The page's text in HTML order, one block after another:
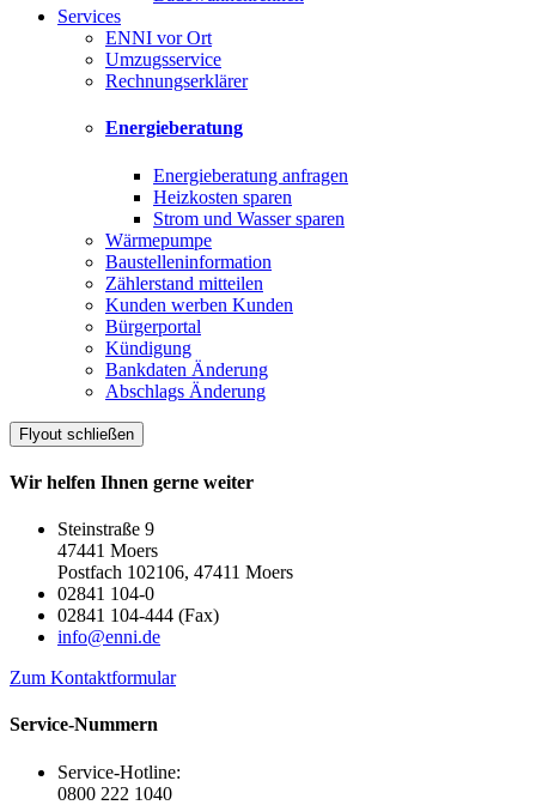
Services
ENNI vor Ort
Umzugsservice
Rechnungserklärer
Energieberatung
Energieberatung anfragen
Heizkosten sparen
Strom und Wasser sparen
Wärmepumpe
Baustelleninformation
Zählerstand mitteilen
Kunden werben Kunden
Bürgerportal
Kündigung
Bankdaten Änderung
Abschlags Änderung
Flyout schließen
Wir helfen Ihnen gerne weiter
Steinstraße 9
47441 Moers
Postfach 102106, 47411 Moers
02841 104-0
02841 104-444 (Fax)
info@enni.de
Zum Kontaktformular
Service-Nummern
Service-Hotline:
0800 222 1040